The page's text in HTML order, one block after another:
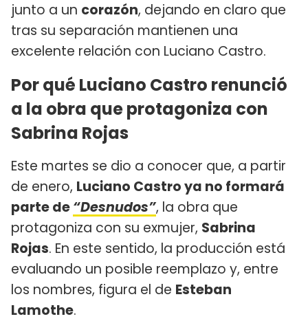
junto a un corazón, dejando en claro que
tras su separación mantienen una
excelente relación con Luciano Castro.
Por qué Luciano Castro renunció
a la obra que protagoniza con
Sabrina Rojas
Este martes se dio a conocer que, a partir
de enero, Luciano Castro ya no formará
parte de“Desnudos”, la obra que
protagoniza con su exmujer, Sabrina
Rojas. En este sentido, la producción está
evaluando un posible reemplazo y, entre
los nombres, figura el de Esteban
Lamothe.